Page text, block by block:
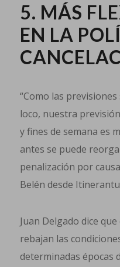
5. MÁS
EN LA
“Como las
loco, nuestra
y fines de semana es
antes se puede
penalización por
Belén desde
Juan Delgado dice
rebajan las
determinadas épocas